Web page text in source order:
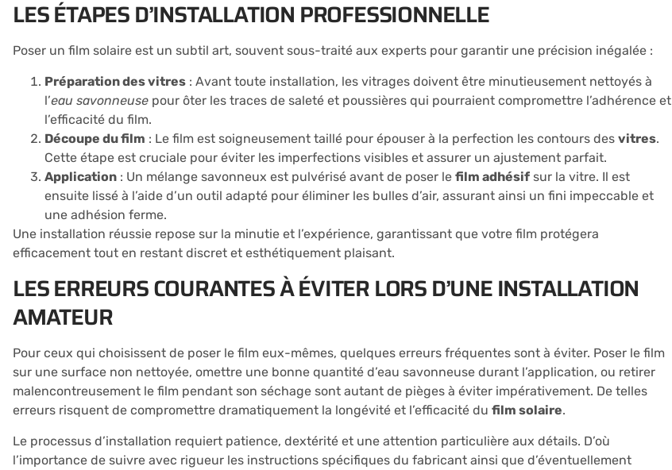
LES ÉTAPES D’INSTALLATION PROFESSIONNELLE
Poser un film solaire est un subtil art, souvent sous-traité aux experts pour garantir une précision inégalée :
Préparation des vitres : Avant toute installation, les vitrages doivent être minutieusement nettoyés à
l’eau savonneuse pour ôter les traces de saleté et poussières qui pourraient compromettre l’adhérence et
l’efficacité du film.
Découpe du film : Le film est soigneusement taillé pour épouser à la perfection les contours des vitres.
Cette étape est cruciale pour éviter les imperfections visibles et assurer un ajustement parfait.
Application : Un mélange savonneux est pulvérisé avant de poser le film adhésif sur la vitre. Il est
ensuite lissé à l’aide d’un outil adapté pour éliminer les bulles d’air, assurant ainsi un fini impeccable et
une adhésion ferme.
Une installation réussie repose sur la minutie et l’expérience, garantissant que votre film protégera
efficacement tout en restant discret et esthétiquement plaisant.
LES ERREURS COURANTES À ÉVITER LORS D’UNE INSTALLATION
AMATEUR
Pour ceux qui choisissent de poser le film eux-mêmes, quelques erreurs fréquentes sont à éviter. Poser le film
sur une surface non nettoyée, omettre une bonne quantité d’eau savonneuse durant l’application, ou retirer
malencontreusement le film pendant son séchage sont autant de pièges à éviter impérativement. De telles
erreurs risquent de compromettre dramatiquement la longévité et l’efficacité du film solaire.
Le processus d’installation requiert patience, dextérité et une attention particulière aux détails. D’où
l’importance de suivre avec rigueur les instructions spécifiques du fabricant ainsi que d’éventuellement